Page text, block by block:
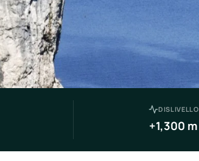
DISLIVELLO
+1,300 m